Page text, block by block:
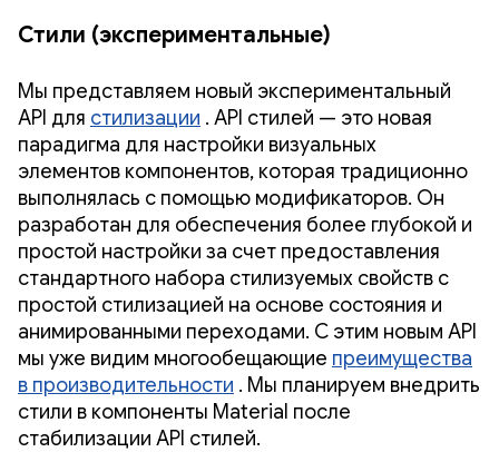
Стили (экспериментальные)
Мы представляем новый экспериментальный
API для стилизации . API стилей — это новая
парадигма для настройки визуальных
элементов компонентов, которая традиционно
выполнялась с помощью модификаторов. Он
разработан для обеспечения более глубокой и
простой настройки за счет предоставления
стандартного набора стилизуемых свойств с
простой стилизацией на основе состояния и
анимированными переходами. С этим новым API
мы уже видим многообещающие преимущества
в производительности . Мы планируем внедрить
стили в компоненты Material после
стабилизации API стилей.